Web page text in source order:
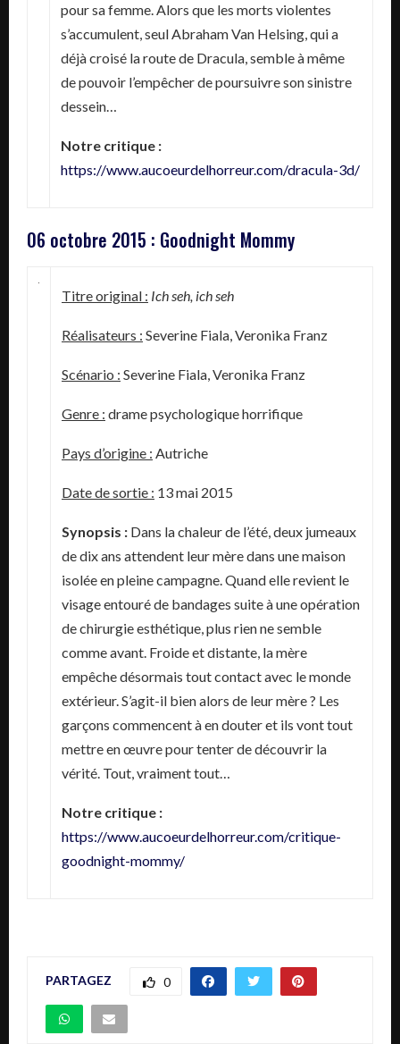
pour sa femme. Alors que les morts violentes
s’accumulent, seul Abraham Van Helsing, qui a
déjà croisé la route de Dracula, semble à même
de pouvoir l’empêcher de poursuivre son sinistre
dessein…
Notre critique :
https://www.aucoeurdelhorreur.com/dracula-3d/
06 octobre 2015 : Goodnight Mommy
Titre original : Ich seh, ich seh
Réalisateurs : Severine Fiala, Veronika Franz
Scénario : Severine Fiala, Veronika Franz
Genre : drame psychologique horrifique
Pays d’origine : Autriche
Date de sortie : 13 mai 2015
Synopsis : Dans la chaleur de l’été, deux jumeaux
de dix ans attendent leur mère dans une maison
isolée en pleine campagne. Quand elle revient le
visage entouré de bandages suite à une opération
de chirurgie esthétique, plus rien ne semble
comme avant. Froide et distante, la mère
empêche désormais tout contact avec le monde
extérieur. S’agit-il bien alors de leur mère ? Les
garçons commencent à en douter et ils vont tout
mettre en œuvre pour tenter de découvrir la
vérité. Tout, vraiment tout…
Notre critique :
https://www.aucoeurdelhorreur.com/critique-
goodnight-mommy/
PARTAGEZ 0